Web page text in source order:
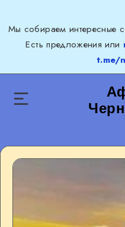
Мы собираем интересные
Есть предложения или
t.me/